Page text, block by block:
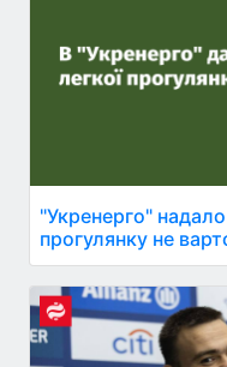
"Укренерго"
прогулянку не